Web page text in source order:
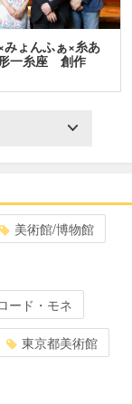
みょんふぁ×糸あ
一糸座 創作
美術館/博物館
ード・モネ
東京都美術館